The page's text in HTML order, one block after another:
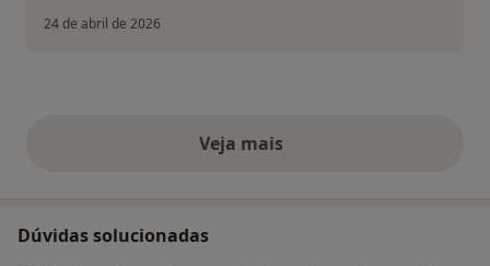
24 de abril de 2026
Veja maisopiniões acima
Dúvidas solucionadas